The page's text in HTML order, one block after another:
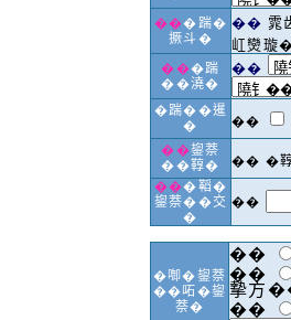
���踹�
撅斗�
�� 雿
屸𤓖
���踹
��澆�
��
�踹��暹
�
��
��鋆萘
��鞟�
�� �
���鞱�
鋆萘��交
�
��
�啣�鋆萘
��𠰴�鋆
萘�
��
��
摰方
��